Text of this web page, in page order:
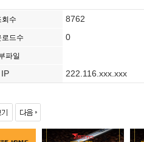
회수 8762
드수 0
파일
IP 222.116.xxx.xxx